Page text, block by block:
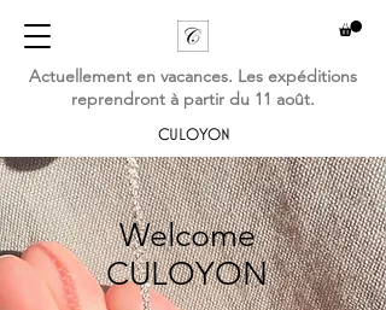
CULOYON
Actuellement en vacances. Les expéditions
reprendront à partir du 11 août.
Welcome
CULOYON